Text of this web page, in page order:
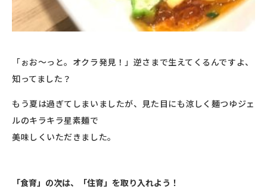
「ぉお〜っと。オクラ発見！」逆さまで生えてくるんですよ、
知ってました？
もう夏は過ぎてしまいましたが、見た目にも涼しく麺つゆジェ
ルのキラキラ星素麺で
美味しくいただきました。
「食育」の次は、「住育」を取り入れよう！